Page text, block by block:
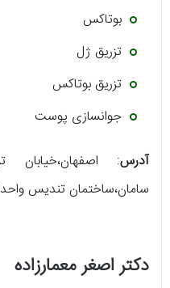
بوتاکس
تزریق ژل
تزریق بوتاکس
جوانسازی پوست
آدرس: اصفهان،خیابان
سامان،ساختمان تندیس واحد5
دکتر اصغر معمارزاده